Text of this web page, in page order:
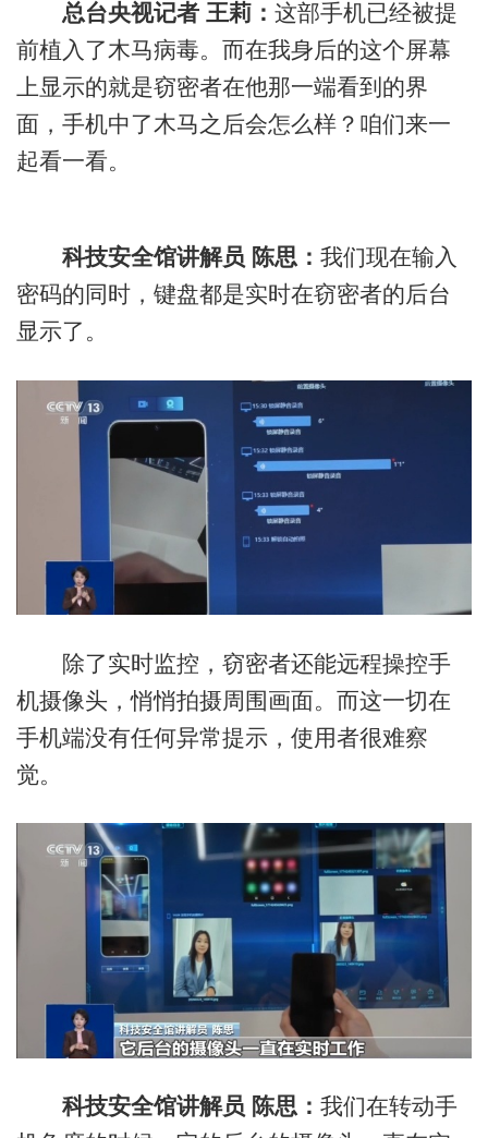
总台央视记者 王莉： 这部手机已经被提
前植入了木马病毒。而在我身后的这个屏幕
上显示的就是窃密者在他那一端看到的界
面，手机中了木马之后会怎么样？咱们来一
起看一看。
科技安全馆讲解员 陈思： 我们现在输入
密码的同时，键盘都是实时在窃密者的后台
显示了。
除了实时监控，窃密者还能远程操控手
机摄像头，悄悄拍摄周围画面。而这一切在
手机端没有任何异常提示，使用者很难察
觉。
科技安全馆讲解员 陈思： 我们在转动手